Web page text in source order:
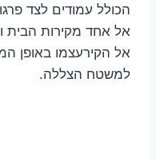
הכולל עמודים לצד
אל אחד מקירות הבית
אל הקירעצמו באופן
למשטח הצללה.